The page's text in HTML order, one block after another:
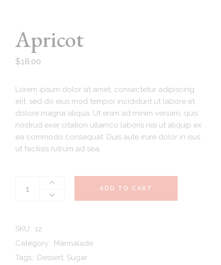
Apricot
$18.00
Lorem ipsum dolor sit amet, consectetur adipiscing
elit, sed do eius mod tempor incididunt ut labore et
dolore magna aliqua. Ut enim ad minim veniam, quis
nostrud exer citation ullamco laboris nisi ut aliquip ex
ea commodo consequat. Duis aute irure dolor in isus
ut facilisis rutrum ad sea.
ADD TO CART
SKU: 12
Category: Marmalade
Tags: Dessert, Sugar